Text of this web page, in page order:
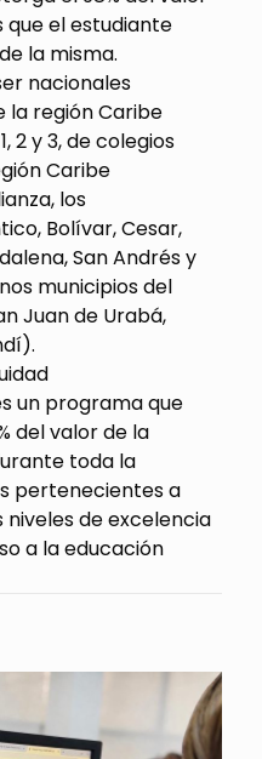
el estudiante
la misma.
nacionales
la región Caribe
2 y 3, de colegios
Caribe
los
Bolívar, Cesar,
San Andrés y
municipios del
Juan de Urabá,
un programa que
del valor de la
toda la
pertenecientes a
niveles de excelencia
a la educación